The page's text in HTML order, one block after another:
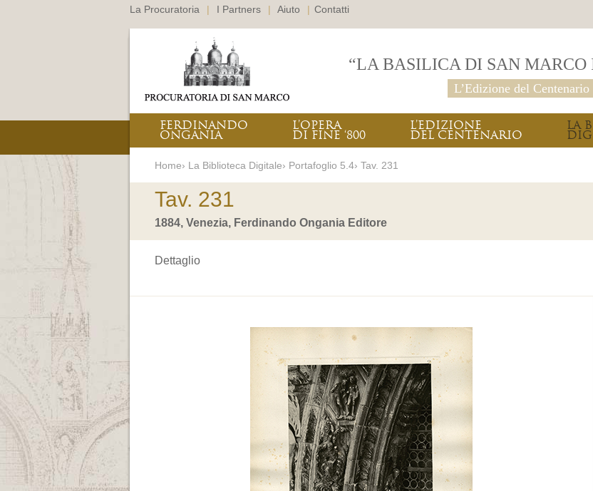
La Procuratoria | I Partners | Aiuto | Contatti
“LA BASILICA DI SAN MARCO
L’Edizione del Centenario
FERDINANDO
ONGANIA
L’OPERA
DI FINE ‘800
L’EDIZIONE
DEL CENTENARIO
LA
Home› La Biblioteca Digitale› Portafoglio 5.4› Tav. 231
Tav. 231
1884, Venezia, Ferdinando Ongania Editore
Dettaglio